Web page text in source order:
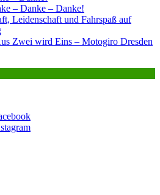
– Danke – Danke!
Leidenschaft und Fahrspaß auf
Zwei wird Eins – Motogiro Dresden